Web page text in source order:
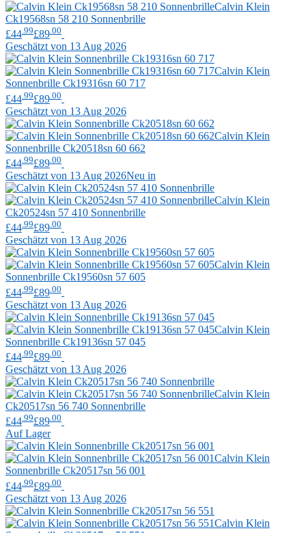
Calvin Klein
Ck19568sn 58 210 Sonnenbrille
£44.99£89.00
Geschätzt von 13 Aug 2026
Calvin Klein
Sonnenbrille Ck19316sn 60 717
£44 .99£89 .00
Geschätzt von 13 Aug 2026
Calvin Klein
Sonnenbrille Ck20518sn 60 662
£44 .99£89 .00
Geschätzt von 13 Aug 2026Neu in
Calvin Klein
Ck20524sn 57 410 Sonnenbrille
£44.99£89.00
Geschätzt von 13 Aug 2026
Calvin Klein
Sonnenbrille Ck19560sn 57 605
£44 .99£89 .00
Geschätzt von 13 Aug 2026
Calvin Klein
Sonnenbrille Ck19136sn 57 045
£44 .99£89 .00
Geschätzt von 13 Aug 2026
Calvin Klein
Ck20517sn 56 740 Sonnenbrille
£44 .99£89 .00
Auf Lager
Calvin Klein
Sonnenbrille Ck20517sn 56 001
£44 .99£89 .00
Geschätzt von 13 Aug 2026
Calvin Klein